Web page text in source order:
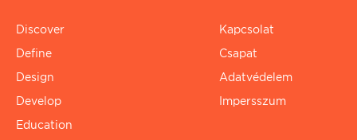
Discover
Define
Design
Develop
Education
Kapcsolat
Csapat
Adatvédelem
Impersszum